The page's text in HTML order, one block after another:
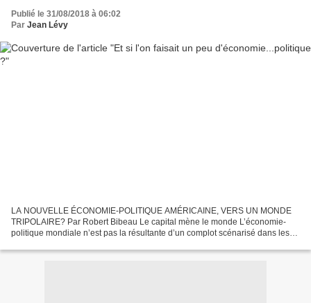
Publié le 31/08/2018 à 06:02
Par Jean Lévy
LA NOUVELLE ÉCONOMIE-POLITIQUE AMÉRICAINE, VERS UN MONDE
TRIPOLAIRE? Par Robert Bibeau Le capital mène le monde L’économie-
politique mondiale n’est pas la résultante d’un complot scénarisé dans les